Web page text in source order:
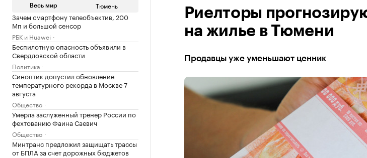
Весь мир Тюмень
Зачем смартфону телеобъектив, 200
Мп и большой сенсор
РБК и Huawei
Беспилотную опасность объявили в
Свердловской области
Политика
Синоптик допустил обновление
температурного рекорда в Москве 7
августа
Общество
Умерла заслуженный тренер России по
фехтованию Фаина Саевич
Общество
Минтранс предложил защищать трассы
от БПЛА за счет дорожных бюджетов
Риелторы
на жилье в Тюмени
Продавцы уже уменьшают ценник